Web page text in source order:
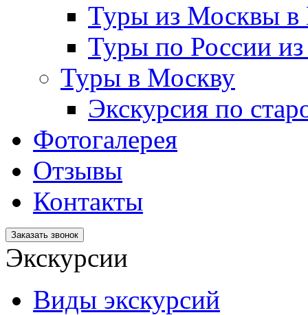
Туры из Москвы в
Туры по России
Туры в Москву
Экскурсия по
Фотогалерея
Отзывы
Контакты
Заказать звонок
Экскурсии
Виды экскурсий